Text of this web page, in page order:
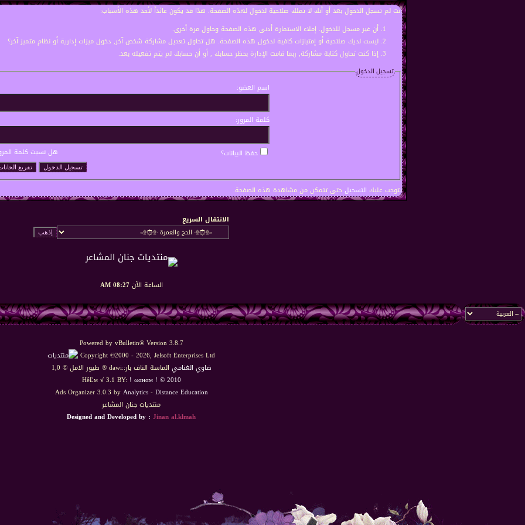
أنت لم تسجل الدخول بعد أو أنك لا تملك صلاحية لدخول لهذه الصفحة. هذا قد يكون عائداً لأحد هذه الأسباب:
أن غير مسجل للدخول. إملاء الاستمارة أدنى هذه الصفحة وحاول مرة أخرى.
ليست لديك صلاحية أو إمتيازات كافية لدخول هذه الصفحة. هل تحاول تعديل مشاركة شخص آخر, دخول ميزات إدارية أو نظام متميز آخر؟
إذا كنت تحاول كتابة مشاركة, ربما قامت الإدارة بحظر حسابك , أو أن حسابك لم يتم تفعيله بعد.
تسجيل الدخول
اسم العضو:
كلمة المرور:
هل نسيت كلمة حفظ البيانات؟
يتوجب عليك التسجيلحتى تتمكن من مشاهدة هذه الصفحة.
الانتقال السريع
الساعة الآن08:27 AM
Powered by vBulletin® Version 3.8.7
Copyright ©2000 - 2026, Jelsoft Enterprises Ltd
ضاوي الغنامي الماسة الناف بار::dawi ® طيور الامل © 1,0
HêĽм √ 3.1 BY: ! ωαнαм ! © 2010
Ads Organizer 3.0.3 byAnalytics-Distance Education
منتديات جنان المشاعر
Designed and Developed by : Jinan al.klmah